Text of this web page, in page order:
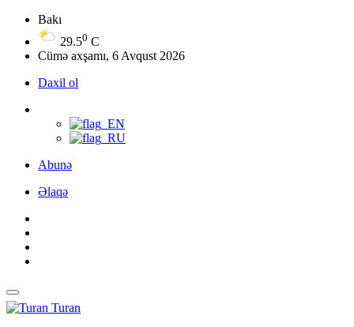
Bakı
29.50 C
Cümə axşamı, 6 Avqust 2026
Daxil ol
Abunə
Əlaqə
Turan